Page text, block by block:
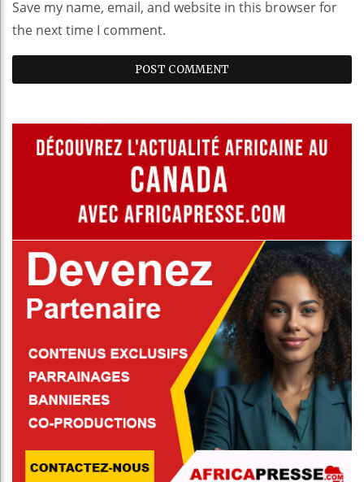
Save my name, email, and website in this browser for
the next time I comment.